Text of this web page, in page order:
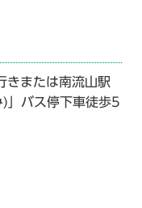
または南流山駅
」バス停下車徒歩5